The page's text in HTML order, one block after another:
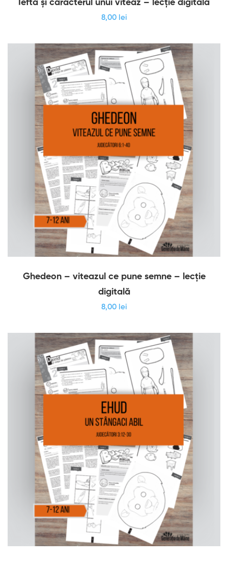
Iefta și caracterul unui viteaz – lecție digitală
8,00 lei
Ghedeon – viteazul ce pune semne – lecție
digitală
8,00 lei